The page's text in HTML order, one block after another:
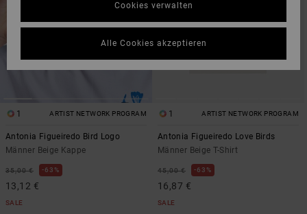
1 ARTIST NETWORK PROGRAM
Antonia Figueiredo Bird Logo
Männer Beige Kappe
35,00 € 63%
13,12 €
SALE
1 ARTIST NETWORK PROGRAM
Antonia Figueiredo Love Birds
Männer Beige T-Shirt
45,00 € 63%
16,87 €
SALE
Cookies verwalten
Alle Cookies akzeptieren